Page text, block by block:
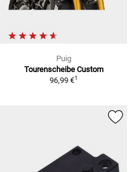
Puig
Tourenscheibe Custom
96,99 €1